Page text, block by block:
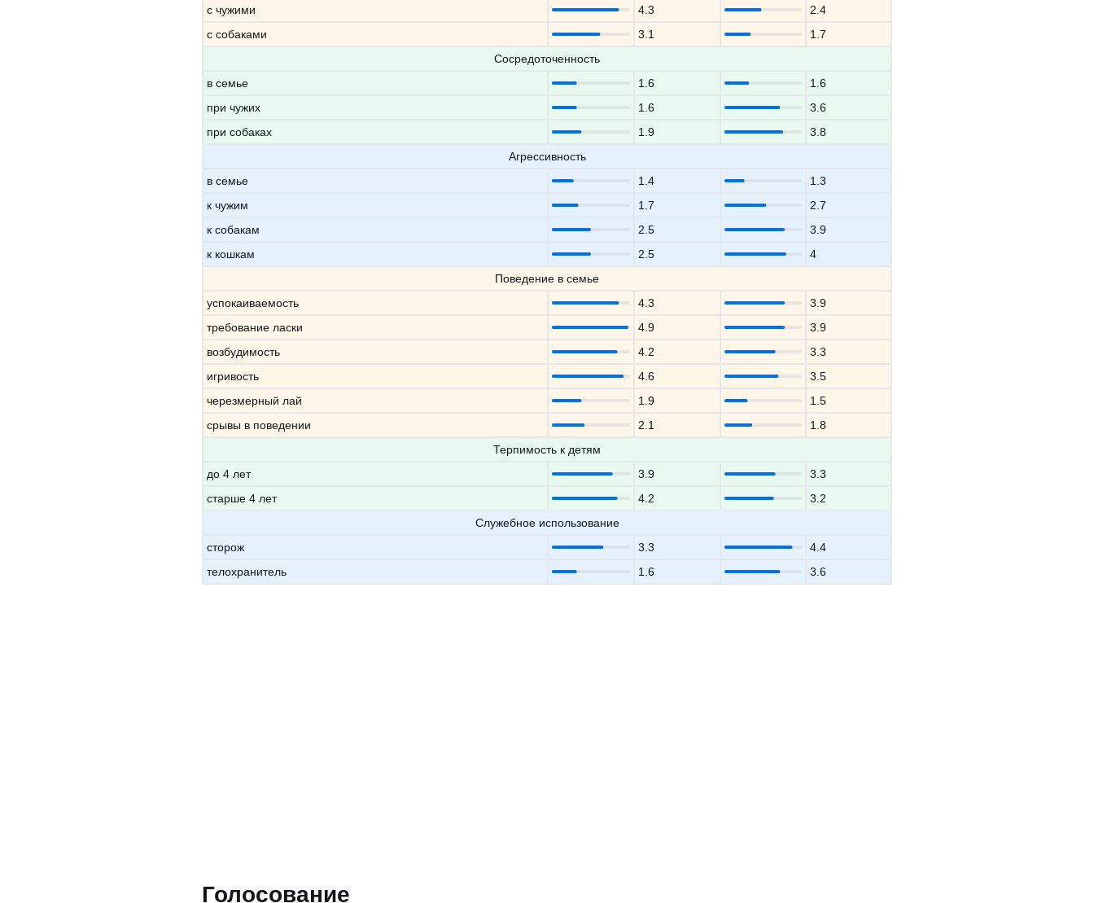
с чужими
4.3
2.4
с собаками
3.1
1.7
Сосредоточенность
в семье
1.6
1.6
при чужих
1.6
3.6
при собаках
1.9
3.8
Агрессивность
в семье
1.4
1.3
к чужим
1.7
2.7
к собакам
2.5
3.9
к кошкам
2.5
4
Поведение в семье
успокаиваемость
4.3
3.9
требование ласки
4.9
3.9
возбудимость
4.2
3.3
игривость
4.6
3.5
черезмерный лай
1.9
1.5
срывы в поведении
2.1
1.8
Терпимость к детям
до 4 лет
3.9
3.3
старше 4 лет
4.2
3.2
Служебное использование
сторож
3.3
4.4
телохранитель
1.6 3.6
Голосование